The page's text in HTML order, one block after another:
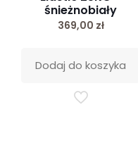
śnieżnobiały
369,00 zł
Dodaj do koszyka